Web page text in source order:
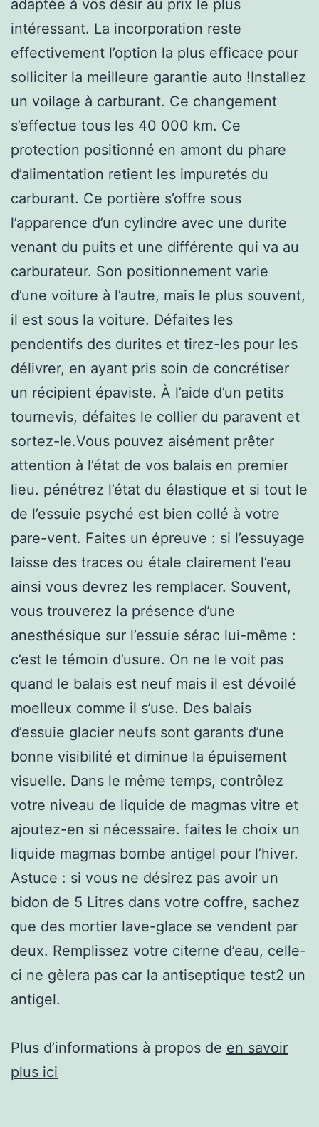
adaptée à vos désir au prix le plus
intéressant. La incorporation reste
effectivement l’option la plus efficace pour
solliciter la meilleure garantie auto !Installez
un voilage à carburant. Ce changement
s’effectue tous les 40 000 km. Ce
protection positionné en amont du phare
d’alimentation retient les impuretés du
carburant. Ce portière s’offre sous
l’apparence d’un cylindre avec une durite
venant du puits et une différente qui va au
carburateur. Son positionnement varie
d’une voiture à l’autre, mais le plus souvent,
il est sous la voiture. Défaites les
pendentifs des durites et tirez-les pour les
délivrer, en ayant pris soin de concrétiser
un récipient épaviste. À l’aide d’un petits
tournevis, défaites le collier du paravent et
sortez-le.Vous pouvez aisément prêter
attention à l’état de vos balais en premier
lieu. pénétrez l’état du élastique et si tout le
de l’essuie psyché est bien collé à votre
pare-vent. Faites un épreuve : si l’essuyage
laisse des traces ou étale clairement l’eau
ainsi vous devrez les remplacer. Souvent,
vous trouverez la présence d’une
anesthésique sur l’essuie sérac lui-même :
c’est le témoin d’usure. On ne le voit pas
quand le balais est neuf mais il est dévoilé
moelleux comme il s’use. Des balais
d’essuie glacier neufs sont garants d’une
bonne visibilité et diminue la épuisement
visuelle. Dans le même temps, contrôlez
votre niveau de liquide de magmas vitre et
ajoutez-en si nécessaire. faites le choix un
liquide magmas bombe antigel pour l’hiver.
Astuce : si vous ne désirez pas avoir un
bidon de 5 Litres dans votre coffre, sachez
que des mortier lave-glace se vendent par
deux. Remplissez votre citerne d’eau, celle-
ci ne gèlera pas car la antiseptique test2 un
antigel.
Plus d’informations à propos de en savoir
plus ici